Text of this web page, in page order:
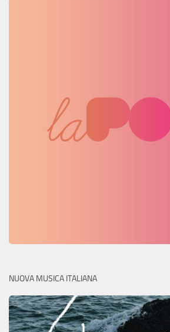
NUOVA MUSICA ITALIANA